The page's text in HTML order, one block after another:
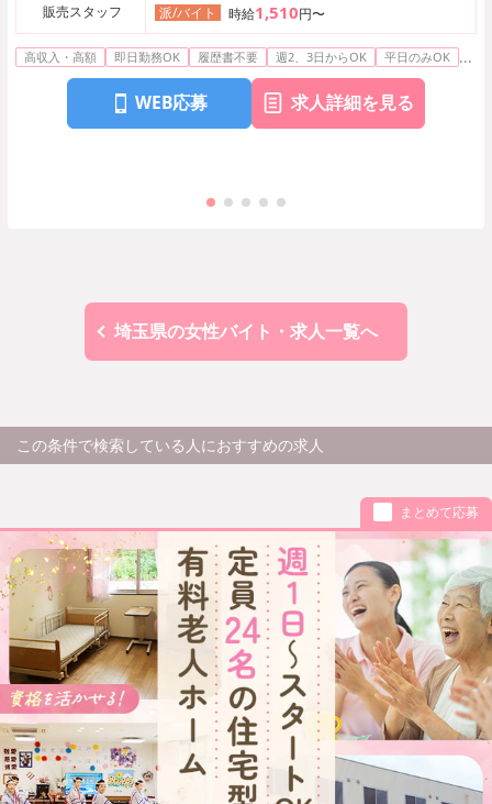
販売スタッフ
派/バイト 時給1,510円〜
高収入・高額 即日勤務OK 履歴書不要 週2、3日からOK 平日のみOK ...
WEB応募 求人詳細を見る
埼玉県の女性バイト・求人一覧へ
この条件で検索している人におすすめの求人
まとめて応募